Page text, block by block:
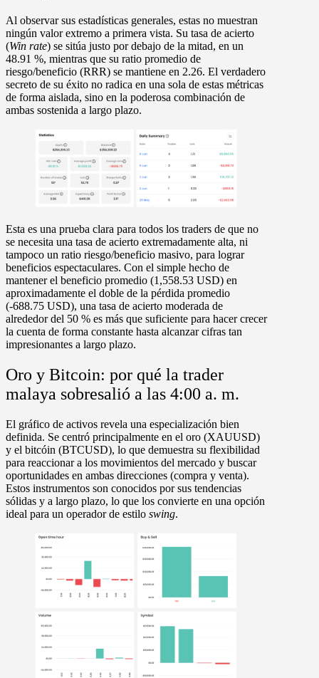
Al observar sus estadísticas generales, estas no muestran
ningún valor extremo a primera vista. Su tasa de acierto
(Win rate) se sitúa justo por debajo de la mitad, en un
48.91 %, mientras que su ratio promedio de
riesgo/beneficio (RRR) se mantiene en 2.26. El verdadero
secreto de su éxito no radica en una sola de estas métricas
de forma aislada, sino en la poderosa combinación de
ambas sostenida a largo plazo.
Esta es una prueba clara para todos los traders de que no
se necesita una tasa de acierto extremadamente alta, ni
tampoco un ratio riesgo/beneficio masivo, para lograr
beneficios espectaculares. Con el simple hecho de
mantener el beneficio promedio (1,558.53 USD) en
aproximadamente el doble de la pérdida promedio
(-688.75 USD), una tasa de acierto moderada de
alrededor del 50 % es más que suficiente para hacer crecer
la cuenta de forma constante hasta alcanzar cifras tan
impresionantes a largo plazo.
Oro y Bitcoin: por qué la trader
malaya sobresalió a las 4:00 a. m.
El gráfico de activos revela una especialización bien
definida. Se centró principalmente en el oro (XAUUSD)
y el bitcóin (BTCUSD), lo que demuestra su flexibilidad
para reaccionar a los movimientos del mercado y buscar
oportunidades en ambas direcciones (compra y venta).
Estos instrumentos son conocidos por sus tendencias
sólidas y a largo plazo, lo que los convierte en una opción
ideal para un operador de estilo swing.